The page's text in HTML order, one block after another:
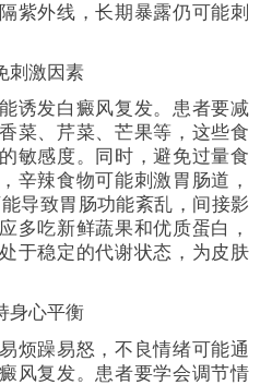
紫外线，长期暴露仍可能刺
激因素
发白癜风复发。患者要减
菜、芹菜、芒果等，这些食
敏感度。同时，避免过量食
辛辣食物可能刺激胃肠道，
导致胃肠功能紊乱，间接影
多吃新鲜蔬果和优质蛋白，
于稳定的代谢状态，为皮肤
心平衡
躁易怒，不良情绪可能通
风复发。患者要学会调节情